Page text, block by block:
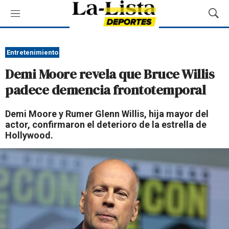
M
e
ú
M
o
a
r
e
a
Entretenimiento
Demi Moore revela que Bruce Willis
padece demencia frontotemporal
Demi Moore y Rumer Glenn Willis, hija mayor del
actor, confirmaron el deterioro de la estrella de
Hollywood.